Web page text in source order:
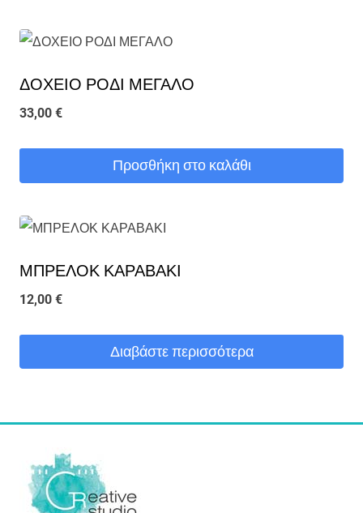
μπορούν
επιλεγούν
στη
προϊόντος
ΔΟΧΕΙΟ ΡΟΔΙ ΜΕΓΑΛΟ
33,00 €
Προσθήκη στο καλάθι
ΜΠΡΕΛΟΚ ΚΑΡΑΒΑΚΙ
12,00 €
Διαβάστε περισσότερα